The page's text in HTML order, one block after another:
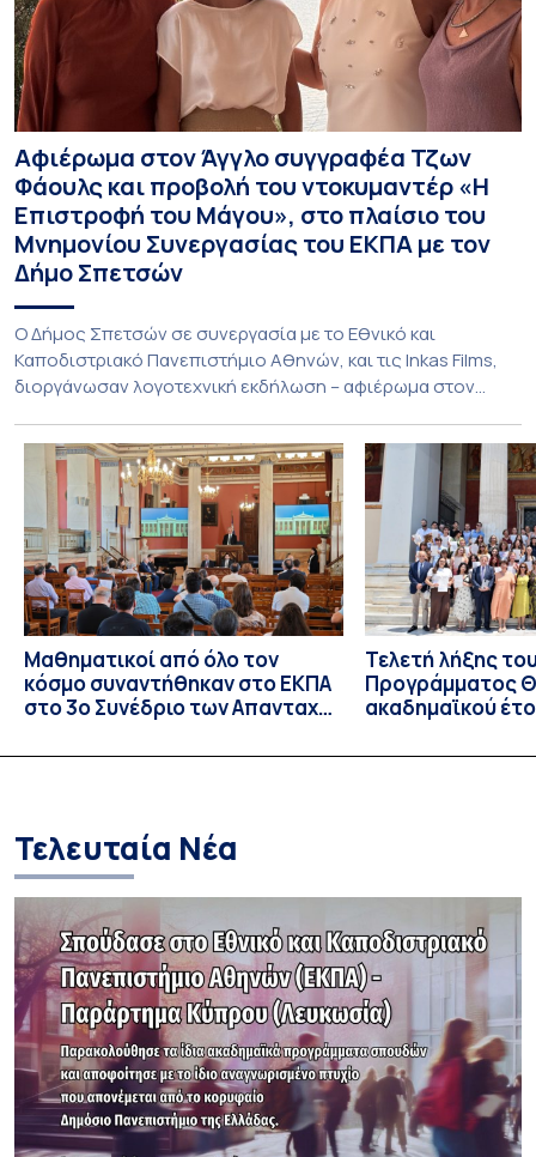
Αφιέρωμα στον Άγγλο συγγραφέα Τζων
Φάουλς και προβολή του ντοκυμαντέρ «Η
Επιστροφή του Μάγου», στο πλαίσιο του
Μνημονίου Συνεργασίας του ΕΚΠΑ με τον
Δήμο Σπετσών
Ο Δήμος Σπετσών σε συνεργασία με το Εθνικό και
Καποδιστριακό Πανεπιστήμιο Αθηνών, και τις Inkas Films,
διοργάνωσαν λογοτεχνική εκδήλωση – αφιέρωμα στον
20ού αιώνα, με την προβολή του ντοκυμαντέρ «Η
επιστροφή του Μάγου». Η εκδήλωση διοργανώθηκε στο
πλαίσιο της συνεργασίας του Δήμου Σπετσών και του
Εθνικού και Καποδιστριακού […]
Μαθηματικοί από όλο τον
κόσμο συναντήθηκαν στο ΕΚΠΑ
στο 3ο Συνέδριο των Απανταχού
Τελετή λήξης
Προγράμματος
ακαδημαϊκού
Σπουδών στους
Τελευταία Νέα